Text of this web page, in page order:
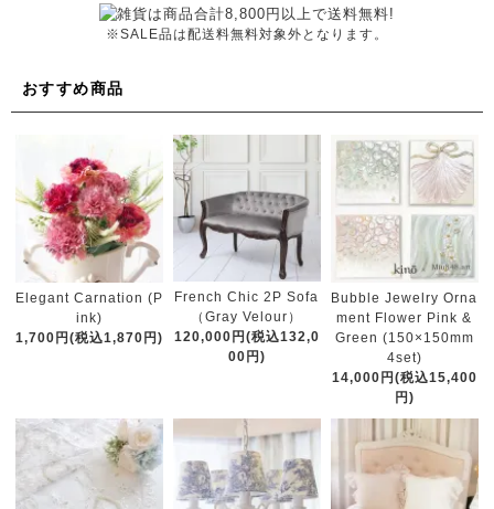
※SALE品は配送料無料対象外となります。
おすすめ商品
Elegant Carnation (P
ink)
1,700円(税込1,870円)
French Chic 2P Sofa
（Gray Velour）
120,000円(税込132,0
00円)
Bubble Jewelry Orna
ment Flower Pink &
Green (150×150mm
4set)
14,000円(税込15,400
円)